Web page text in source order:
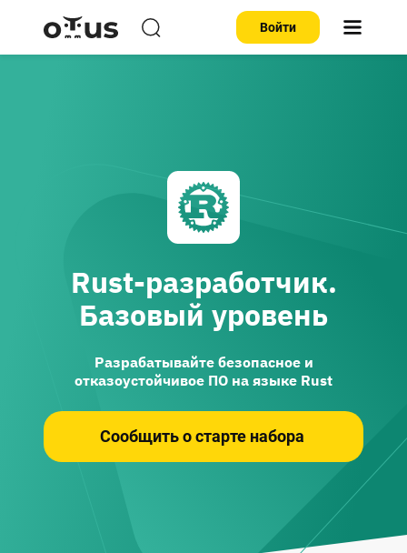
Войти
Rust-разработчик.
Базовый уровень
Разрабатывайте безопасное и
отказоустойчивое ПО на языке Rust
Сообщить о старте набора